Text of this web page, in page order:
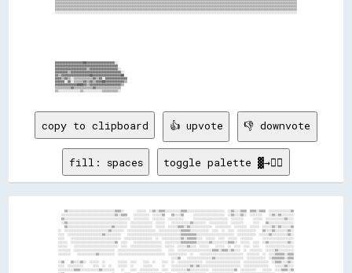
copy to clipboard 👍 upvote 👎 downvote
fill: spaces toggle palette ▓→✊🏽
    ▒▒░░░░░░░░░░░░░░░░░░░░░░░░░░░░░░▒▒▒▒░░        ░░░░░░  ░░▒▒░░▒▒▒▒░░░░░░░░░░▒▒▒▒░░░░░░░░░░░░░░░░░░░░░░░░  ░░▒▒░░░░▒▒▒▒  ▒▒▒▒░░▒▒▒▒  ░░░░░░░░░░░░░░▒▒
  ░░░░░░░░░░░░░░░░░░░░░░░░░░░░░░░░░░▒▒░░▒▒▒▒    ░░░░░░░░░░  ░░░░░░▒▒    ▒▒░░░░▒▒      ░░░░░░░░░░░░░░░░░░░░  ░░▒▒░░░░▒▒░░  ░░░░░░░░    ░░▒▒░░▒▒░░░░░░░░
  ▒▒░░░░░░░░░░░░░░░░░░░░░░░░░░░░░░░░░░░░░░░░░░  ░░░░░░░░░░  ░░░░░░░░  ░░░░░░░░░░      ░░░░░░░░░░░░░░░░░░░░░░  ░░░░░░░░      ░░░░░░  ░░░░░░░░░░░░▒▒░░░░
  ░░▒▒░░░░░░░░░░░░░░░░░░░░░░░░░░░░░░░░░░░░░░  ░░░░░░░░░░░░░░  ░░░░░░    ░░░░░░░░░░░░▒▒░░░░░░░░  ░░░░░░░░░░░░  ░░░░░░░░      ░░░░    ▒▒░░░░░░░░░░░░░░░░
    ▒▒░░░░░░░░░░░░░░░░░░░░░░░░░░░░▒▒░░░░░░░░  ░░░░░░░░░░░░░░  ░░░░░░  ░░░░░░▒▒▒▒░░▒▒░░░░░░░░░░░░░░  ░░░░░░░░░░  ░░░░░░░░  ░░░░░░  ░░░░░░▒▒░░▒▒░░░░░░▒▒
░░  ░░░░░░░░░░░░░░░░░░░░░░░░░░░░▒▒░░░░░░░░  ░░░░░░░░░░░░░░░░░░  ░░░░░░░░░░░░░░▒▒▒▒▒▒░░░░░░░░░░░░  ░░░░  ░░  ░░░░  ░░░░░░░░░░░░    ▒▒░░░░▒▒░░░░░░░░▒▒░░
░░░░  ░░░░░░░░░░░░░░░░░░░░░░▒▒░░░░░░░░░░    ░░░░░░░░░░░░░░░░░░░░░░░░░░░░░░░░░░▒▒▒▒▒▒▒▒▒▒░░░░░░░░░░░░░░░░░░░░░░░░  ░░░░░░░░░░░░  ░░░░░░▒▒░░░░░░░░░░▒▒░░
░░░░    ░░░░░░░░░░░░░░░░░░░░░░░░░░░░░░░░  ░░░░░░░░░░░░░░░░░░  ░░  ░░░░░░░░░░░░▒▒░░▒▒▒▒▒▒░░░░  ░░░░░░  ░░░░  ░░░░░░  ░░░░░░░░      ░░░░░░░░░░░░░░░░░░░░
░░░░░░  ░░░░░░░░░░░░░░░░░░░░░░░░░░░░▒▒  ░░░░    ░░░░░░░░░░░░░░░░░░  ░░░░░░░░░░▒▒▒▒▒▒▒▒▒▒░░░░░░░░▒▒░░░░░░░░░░▒▒▒▒░░  ░░░░░░  ░░░░  ░░▒▒░░░░░░░░░░░░▒▒░░
░░░░░░    ░░░░░░░░░░░░░░░░░░░░░░░░░░░░  ░░░░  ░░░░░░░░░░░░░░░░░░░░  ░░░░░░  ░░░░░░▒▒░░░░  ░░░░░░    ░░░░░░  ░░  ░░░░  ░░░░  ░░░░    ░░░░░░░░░░░░░░░░░░
░░░░░░░░  ░░░░░░░░░░░░░░░░░░░░░░░░░░  ░░░░░░░░░░░░░░░░░░░░░░░░░░░░    ░░░░  ░░░░░░░░░░░░░░░░░░░░░░▒▒▒▒░░▒▒▒▒░░▒▒░░░░  ░░  ░░░░░░░░  ░░░░░░▒▒░░░░░░░░░░
░░░░░░░░    ░░░░░░░░░░░░▒▒░░░░░░░░░░  ░░░░░░░░░░░░░░░░░░░░░░░░░░░░░░  ░░░░░░░░░░░░  ░░    ░░░░░░░░░░░░░░░░░░░░░░░░░░░░  ░░░░░░░░  ░░  ░░░░▒▒▒▒▒▒░░▒▒▒▒
                                                                        ░░░░▒▒    ░░░░░░░░░░░░░░░░▒▒░░░░░░░░░░░░░░░░░░  ░░░░░░░░░░░░  ░░▒▒▒▒▒▒▒▒░░▒▒▒▒
░░▒▒    ▒▒░░░░▒▒░░  ░░░░░░  ░░        ░░░░░░  ░░░░    ░░░░  ░░    ░░░░  ░░  ░░░░░░░░░░░░░░░░  ░░░░░░░░░░░░░░░░░░░░░░  ░░░░░░░░░░░░░░░░  ░░▒▒▒▒░░░░▒▒░░
░░░░  ░░░░░░░░░░      ░░░░  ░░  ░░    ░░░░░░  ░░      ░░░░░░      ░░    ░░░░░░░░░░░░▒▒░░▒▒░░░░░░░░░░░░░░░░░░░░░░░░░░  ░░░░░░░░░░░░░░░░    ░░░░░░▒▒░░░░
░░░░░░░░░░▒▒▒▒░░░░░░░░░░░░▒▒░░░░░░░░    ░░    ░░░░  ░░░░░░░░░░░░  ░░░░  ░░░░░░░░░░▒▒░░░░░░░░░░░░  ░░░░░░░░░░░░░░▒▒  ░░░░░░░░░░    ░░░░░░  ░░░░▒▒▒▒░░▒▒
░░▒▒                              ░░      ░░░░    ░░░░░░░░░░░░░░░░  ░░░░    ░░░░░░░░░░░░░░░░░░  ░░░░░░░░░░░░░░░░    ░░░░░░░░░░░░░░░░░░░░░░    ░░  ░░  
░░▒▒                                                                          ░░░░▒▒░░░░░░░░░░░░░░░░░░░░░░░░░░░░  ░░░░░░░░░░░░░░░░░░░░░░░░    ▒▒▒▒▒▒▒▒
░░▒▒  ░░  ░░░░░░░░░░░░    ░░  ▒▒████████▓▓████▒▒▓▓▓▓▓▓████▓▓██▓▓▓▓▒▒░░▒▒▒▒░░░░░░░░░░▒▒░░░░░░░░░░░░░░░░░░░░░░░░  ░░  ░░░░░░░░░░░░    ░░░░░░░░  ░░▒▒▒▒▒▒
  ▒▒  ░░        ░░        ░░  ░░▓▓▓▓▓▓▓▓▓▓▓▓▒▒▓▓▓▓▒▒██████▓▓██▓▓▓▓▒▒░░▒▒░░▒▒░░░░░░░░░░  ░░░░░░░░░░░░░░░░░░░░░░  ░░░░░░░░░░░░░░░░  ░░░░░░░░░░    ▒▒░░░░
  ░░  ░░      ░░░░░░░░  ░░░░  ░░▓▓▓▓▓▓▓▓▓▓▓▓▒▒▓▓▓▓▓▓██████▓▓▓▓▒▒▒▒▒▒░░░░░░░░░░░░  ░░░░░░  ░░░░░░░░▒▒░░▒▒▒▒▒▒  ░░░░  ░░░░░░░░░░░░░░░░░░░░░░░░░░  ░░▒▒▒▒
░░░░  ░░    ░░░░▒▒▒▒░░    ░░  ░░▓▓▓▓▓▓▓▓▓▓▓▓▒▒▓▓▓▓▓▓▓▓▓▓▓▓▓▓██▓▓▒▒▒▒░░░░░░▒▒░░░░░░░░  ░░░░  ░░░░                                                      
░░░░  ░░    ░░▒▒▒▒▒▒░░    ░░  ░░██▓▓██▓▓▓▓▓▓▓▓▓▓▓▓▓▓▒▒▓▓▒▒▒▒▒▒▒▒▒▒▒▒▒▒▓▓░░░░░░░░░░░░░░░░░░░░░░▒▒  ▒▒    ▒▒░░░░▒▒    ▒▒  ░░    ░░░░░░░░░░▒▒    ▒▒░░░░▒▒
░░▒▒      ░░░░░░          ░░  ░░▓▓▒▒▒▒▒▒▒▒▒▒▒▒▒▒▒▒▒▒░░▒▒▒▒▓▓▓▓▒▒▒▒▒▒▒▒▒▒▒▒▒▒▒▒░░░░  ░░░░░░░░░░░░▒▒░░░░░░▒▒░░░░▒▒░░░░  ░░░░░░    ▒▒▒▒░░░░▒▒░░░░▒▒░░░░▒▒
░░▒▒  ░░░░░░          ░░░░░░░░▒▒▒▒░░▒▒▒▒▒▒▒▒▒▒▒▒▒▒▒▒░░░░░░▒▒▓▓▒▒▒▒▒▒▒▒▒▒▒▒▒▒▒▒░░░░░░  ░░░░░░░░░░░░░░░░▒▒▒▒░░░░▒▒▒▒░░  ░░░░  ░░  ░░▒▒░░▒▒▒▒░░▒▒▒▒▒▒░░▒▒
░░▒▒  ░░  ▒▒▒▒░░  ░░░░░░░░░░░░▒▒░░▒▒▒▒▒▒▒▒▒▒▒▒▒▒▒▒▒▒░░░░▒▒▒▒▓▓▒▒▒▒▒▒▒▒▒▒▒▒▒▒░░░░░░    ░░░░░░░░░░░░░░░░░░▒▒    ▒▒░░  ░░░░░░  ░░    ▒▒  ░░▒▒░░░░▒▒░░  ▒▒
░░▒▒  ░░░░░░░░░░  ░░░░░░░░▒▒▒▒▒▒░░░░░░░░░░▒▒▒▒▒▒░░░░░░░░░░▒▒▓▓░░░░  ▒▒░░░░▒▒▒▒░░░░░░░░░░░░░░░░░░░░░░░░░░░░    ░░░░  ░░░░░░░░░░░░  ░░    ░░░░░░░░    ░░
▒▒▒▒  ░░░░░░          ░░░░░░░░▒▒▒▒▒▒▒▒░░▒▒░░░░░░░░░░░░░░░░░░▒▒░░▒▒▒▒░░▒▒▒▒▒▒▒▒░░░░░░░░░░░░░░░░░░░░  ░░░░      ░░  ░░░░░░░░░░░░      ░░  ░░░░░░░░      
░░▒▒  ░░    ░░      ░░░░▒▒░░░░░░░░░░░░░░░░░░░░░░░░  ░░░░░░░░░░░░░░░░░░░░▒▒▒▒░░▒▒░░▒▒▒▒░░░░▒▒  ░░░░░░░░░░░░        ░░░░░░░░░░░░  ░░  ░░  ░░░░░░░░    ░░
░░▒▒  ░░    ░░▒▒▒▒▒▒░░░░░░░░░░░░░░░░░░░░░░▒▒░░░░░░  ░░  ░░  ░░▒▒░░░░░░░░▒▒▒▒▒▒░░░░  ░░▒▒▒▒░░░░░░░░▒▒░░░░░░░░░░  ░░░░░░  ░░░░░░░░░░    ░░░░░░░░░░░░░░░░
▒▒▒▒  ░░    ░░░░▒▒▒▒░░░░░░░░░░░░░░░░░░░░░░░░░░░░░░░░░░      ░░░░░░░░▒▒░░░░              ░░  ░░  ░░░░░░    ░░  ░░  ░░░░░░░░  ░░░░  ░░    ░░░░░░░░░░░░  
▒▒▒▒  ░░      ▒▒▒▒▒▒░░░░░░░░░░░░░░░░░░░░░░░░░░░░░░░░      ░░  ░░░░░░░░░░        ░░░░  ░░░░    ░░░░▒▒░░  ▒▒░░░░░░░░░░░░░░░░        ░░░░  ░░░░░░░░░░  ░░
▒▒▒▒  ░░      ░░    ░░░░░░░░░░░░░░░░░░░░░░░░░░░░░░░░  ░░░░░░░░▓▓░░░░▒▒░░░░            ░░░░░░░░  ░░░░░░░░░░░░  ░░░░░░░░░░░░░░░░░░░░░░░░    ░░░░░░░░░░▒▒
░░░░  ░░░░░░░░░░░░░░░░░░░░░░░░░░░░░░▒▒▒▒░░░░▒▒░░░░░░░░░░░░░░░░▓▓░░░░░░░░░░            ░░░░▒▒░░  ░░░░░░░░░░░░▒▒░░░░░░░░░░░░  ░░░░░░░░░░░░  ░░      ▒▒░░
  ░░          ░░░░░░  ░░░░░░░░░░░░░░▒▒░░░░░░▒▒▒▒░░░░░░░░░░░░▒▒▒▒░░░░▒▒░░              ░░░░  ░░░░░░░░░░░░░░░░░░░░  ░░  ░░░░░░░░  ░░░░░░░░    ░░░░░░▒▒░░
  ░░      ░░░░░░░░░░░░░░            ▒▒░░░░░░░░░░░░░░░░░░░░▒▒▒▒▒▒▒▒▒▒░░░░░░░░░░          ░░    ░░▒▒▒▒░░░░░░░░░░              ░░                  ░░░░░░
  ░░░░░░░░░░▒▒▒▒▒▒▒▒░░░░░░░░░░░░░░▒▒▒▒▒▒▒▒▒▒▒▒▒▒  ░░▒▒░░▒▒░░▒▒▓▓░░░░▒▒  ▒▒▒▒░░░░        ░░░░░░▒▒▒▒░░░░░░▒▒▒▒░░▒▒        ░░  ░░              ░░        
░░░░▒▒▒▒▒▒░░▒▒▒▒▓▓▒▒▒▒░░▒▒░░▓▓▓▓▓▓░░░░▒▒▒▒▒▒░░░░░░░░░░░░░░░░░░▒▒▒▒░░▒▒▒▒▒▒▒▒▒▒▒▒░░░░░░░░░░▒▒▒▒░░▒▒▓▓▒▒▒▒▒▒▒▒▒▒▒▒▒▒▒▒▒▒░░  ▒▒▒▒░░░░▒▒  ░░▒▒░░░░▒▒░░    
░░▓▓░░░░▒▒▒▒▒▒▒▒▒▒▒▒▒▒░░░░▓▓▒▒▒▒▒▒░░░░░░    ░░░░  ▒▒░░░░░░░░░░▒▒▒▒▒▒▒▒▒▒▒▒░░░░░░░░▒▒▓▓▓▓▒▒▒▒▒▒░░▓▓▓▓▒▒▒▒▒▒▒▒▒▒▓▓▓▓▒▒░░░░  ░░░░░░░░░░    ░░░░░░▒▒      
▒▒░░░░░░▒▒▒▒▒▒▒▒▒▒▒▒░░░░░░░░░░░░░░          ▓▓░░▒▒    ░░░░░░░░▒▒▒▒▒▒▒▒▓▓▓▓▓▓▒▒░░░░░░  ░░░░░░░░░░░░░░░░▒▒▒▒▓▓▓▓▒▒▒▒▒▒        ░░░░░░      ░░░░░░        
▒▒░░░░░░░░▓▓▒▒▒▒▒▒▒▒▒▒      ░░    ░░▓▓▒▒░░░░          ▒▒░░░░▒▒░░▒▒▒▒▒▒░░▒▒░░░░░░▓▓▒▒░░░░            ░░  ░░░░    ▒▒▒▒░░  ░░░░░░░░░░░░    ░░░░░░░░      
░░░░░░░░░░▓▓▒▒▓▓▒▒▒▒▒▒░░▓▓▓▓▒▒▒▒░░░░░░░░░░░░          ▒▒░░░░░░▒▒▒▒▒▒░░▒▒░░░░░░░░░░▒▒▒▒░░░░        ░░░░  ░░░░░░      ▒▒░░  ░░░░░░░░░░  ░░░░░░░░░░  ░░░░
░░░░░░░░░░▓▓▒▒▒▒▓▓▒▒▒▒▒▒▒▒▒▒▒▒▒▒▒▒░░░░░░░░░░░░░░    ░░▒▒░░░░▓▓░░░░▒▒▒▒░░░░░░░░░░░░░░░░░░░░░░░░░░░░░░░░░░░░░░░░      ▒▒▒▒▒▒░░░░░░░░░░░░░░░░░░░░  ░░▒▒▒▒
▒▒░░░░░░░░▒▒▓▓▓▓▓▓▓▓▒▒▓▓▒▒▒▒▒▒░░▒▒░░▒▒▒▒▒▒░░░░░░░░░░░░░░▒▒░░▓▓▒▒▒▒░░░░░░░░░░░░░░░░░░░░░░░░░░░░░░░░░░░░░░░░░░░░░░░░░░▒▒░░▒▒  ░░░░░░░░░░░░░░░░    ▒▒▒▒▒▒
░░▒▒░░░░░░▒▒▒▒▓▓░░░░▒▒▓▓▓▓▓▓▓▓▒▒░░▒▒▒▒░░░░  ▒▒▒▒▒▒░░  ░░▒▒▒▒▒▒▓▓░░░░░░▒▒░░░░░░░░░░░░░░░░▓▓░░░░  ░░▒▒▒▒░░░░░░░░░░░░▒▒▒▒▒▒░░      ░░░░░░░░░░░░  ▒▒▒▒▒▒▒▒
░░░░░░░░▒▒▒▒▒▒▒▒░░▒▒▒▒▒▒▒▒░░▒▒░░░░░░░░░░  ░░▒▒░░░░░░░░░░░░░░░░░░  ░░▒▒░░▒▒░░░░░░░░░░░░░░░░░░░░░░▒▒▒▒▒▒░░▒▒▒▒▒▒▒▒▒▒▒▒▒▒▒▒▒▒░░  ░░░░░░░░░░    ░░▒▒░░░░░░
░░░░░░░░░░▒▒▓▓░░░░▒▒▒▒▒▒▒▒░░░░░░░░░░░░░░░░░░░░░░░░░░░░▒▒▒▒▒▒░░  ░░░░░░░░░░░░░░▒▒░░░░░░░░░░░░░░░░░░░░░░░░░░░░░░▒▒░░░░░░░░░░▒▒    ░░░░░░░░▒▒  ▒▒░░░░░░▒▒
░░░░░░░░▒▒▒▒▓▓▒▒░░░░▓▓▓▓▓▓▓▓▒▒░░░░░░░░░░░░░░░░░░░░  ░░░░▒▒░░░░░░░░░░░░░░  ░░░░░░░░░░░░░░░░  ░░░░░░░░░░░░  ░░░░░░░░░░    ░░░░    ░░▒▒░░░░▒▒░░░░░░▒▒▒▒░░
░░  ░░▓▓▒▒▒▒▒▒▒▒░░░░▒▒▒▒▒▒▒▒▓▓░░░░░░  ░░░░░░░░░░░░░░░░▒▒▒▒░░  ░░░░░░░░░░░░░░░░░░▒▒░░░░░░  ░░░░░░░░░░░░░░░░░░▒▒▒▒░░  ░░░░░░░░░░░░  ░░░░░░▒▒▒▒░░░░▒▒░░░░
    ▒▒▒▒▒▒▒▒▒▒▒▒░░░░░░▓▓▒▒▒▒██▒▒▒▒░░▓▓▓▓░░▒▒▒▒░░▒▒▒▒▓▓▒▒░░░░░░▓▓░░▒▒▓▓░░▒▒▒▒▓▓▒▒░░▒▒░░░░▒▒▓▓░░▒▒░░▒▒▓▓░░░░▒▒▒▒░░  ░░░░░░░░░░░░░░        ▒▒▒▒▒▒░░░░░░▒▒
░░▒▒▓▓▒▒▒▒▒▒▓▓▒▒░░░░▓▓▒▒██▒▒▒▒▓▓▓▓▓▓▓▓▒▒░░▒▒░░▒▒▒▒▒▒▒▒░░░░░░▒▒░░░░░░░░░░░░░░░░░░░░░░░░░░░░░░░░░░░░░░          ░░░░▒▒░░░░░░░░░░░░░░    ░░░░▒▒▒▒░░░░▒▒▒▒
▒▒▒▒▒▒▒▒▒▒▒▒▓▓░░▒▒░░▒▒▓▓▓▓▒▒▒▒▒▒▓▓▒▒▒▒░░░░░░░░  ░░░░░░░░░░▒▒▒▒▒▒░░░░░░░░░░░░░░░░░░░░░░░░░░▒▒▒▒▒▒▒▒░░░░░░░░░░░░▒▒░░░░░░  ▒▒░░░░░░      ▒▒░░░░▒▒░░▒▒░░░░
▓▓▒▒▓▓▒▒▒▒▒▒▒▒▒▒▓▓▒▒░░░░░░▒▒▒▒▒▒▒▒▓▓▒▒▒▒▒▒░░░░▒▒▒▒░░░░░░░░▒▒░░▒▒░░░░░░░░░░░░░░░░░░░░░░▒▒▒▒▒▒▒▒▓▓▓▓▒▒░░░░░░░░░░▒▒▒▒▒▒░░▒▒░░░░░░░░░░▒▒▒▒    ▒▒░░▒▒▒▒▒▒▒▒
▒▒▒▒▒▒▒▒▒▒░░░░░░▓▓▒▒▒▒▒▒░░░░░░░░░░░░▒▒▒▒░░▒▒░░░░  ░░░░░░▒▒░░▒▒  ░░▒▒░░░░░░░░░░░░░░▒▒▓▓▓▓▓▓▒▒▒▒▒▒▒▒▒▒▓▓▒▒░░░░░░░░▒▒▒▒░░▒▒▒▒▒▒▒▒▒▒▒▒░░░░    ░░░░░░▒▒░░░░
░░░░░░░░░░░░░░░░▒▒▒▒▒▒▒▒▒▒▒▒░░░░░░▒▒░░░░▒▒▒▒▒▒▒▒▒▒░░░░░░  ░░░░  ░░░░░░░░░░░░▒▒░░░░▒▒▒▒▒▒▒▒▒▒▒▒▒▒▓▓▒▒▒▒░░▒▒▒▒▓▓▒▒░░░░  ░░░░░░░░░░░░░░░░      ▒▒░░░░░░▒▒
░░░░░░░░░░░░░░░░░░▒▒▒▒░░▓▓▒▒▒▒▒▒▒▒░░▓▓▓▓▒▒▒▒▒▒░░▒▒▒▒▒▒  ░░░░▒▒▒▒░░░░░░░░░░░░░░░░  ░░▒▒▒▒▒▒░░░░░░▒▒▒▒░░░░░░░░    ░░  ░░░░  ░░░░░░░░░░  ░░    ░░░░░░▒▒▒▒
  ░░░░░░░░  ░░░░░░░░▓▓▒▒▒▒▒▒▒▒▓▓▒▒▓▓▒▒▒▒░░░░▒▒░░▒▒░░▒▒▒▒  ░░░░░░░░░░░░░░░░░░░░░░  ░░░░░░░░░░░░░░░░░░░░░░░░░░░░░░    ░░░░  ░░░░░░░░░░░░░░░░    ▒▒▒▒▒▒▒▒
  ░░░░░░    ░░  ░░  ▒▒▒▒▒▒▒▒▒▒▒▒▒▒░░▒▒░░░░░░▒▒░░░░▒▒▒▒▒▒░░      ░░░░░░░░  ░░░░    ░░░░░░░░  ░░░░░░░░░░░░░░░░░░░░  ░░░░░░░░░░░░░░░░░░░░░░░░    ░░▒▒▒▒▒▒
░░  ░░░░▒▒░░░░░░    ░░▒▒▒▒▒▒░░░░░░░░░░░░░░░░░░░░▒▒░░▒▒▒▒░░  ░░░░░░░░░░░░▒▒░░  ░░░░░░░░░░  ░░░░░░░░░░░░  ░░░░░░  ░░░░░░░░░░░░░░░░░░░░░░░░░░░░    ░░▒▒▒▒
▒▒    ░░▒▒░░  ▒▒  ░░░░▒▒░░▒▒░░░░░░░░░░░░░░░░░░░░░░▒▒▒▒░░░░░░  ░░░░▒▒░░░░▒▒░░  ▒▒▒▒  ▒▒░░░░▒▒▒▒░░░░▒▒░░░░▒▒░░░░  ░░░░  ░░░░░░░░░░░░░░░░░░░░░░      ▒▒░░
▒▒░░  ░░▒▒▒▒░░░░  ▒▒▒▒▒▒▒▒░░░░░░░░░░░░░░░░░░░░░░░░▒▒▒▒░░▒▒▒▒  ░░▒▒▒▒░░▒▒▒▒  ░░░░▒▒░░░░▒▒░░▒▒▒▒░░▒▒▒▒░░▒▒▒▒▒▒  ░░  ░░░░░░░░░░░░░░░░░░░░░░░░░░░░        
▒▒▒▒    ▒▒░░░░    ░░▒▒░░▒▒░░░░░░░░░░░░░░░░░░░░░░░░▒▒░░░░▒▒▒▒    ▒▒▒▒░░░░░░  ▒▒▒▒▒▒░░  ▒▒░░▒▒▒▒  ▒▒▒▒░░░░▒▒░░                                          
▒▒▒▒░░  ░░░░    ░░░░▒▒▒▒▒▒░░▒▒░░░░░░░░░░░░▒▒░░░░▒▒▒▒▒▒▒▒░░░░    ░░▒▒      ░░░░░░░░▒▒░░  ░░░░░░  ░░░░░░░░▒▒  ░░░░░░▒▒░░░░░░░░░░░░░░░░  ░░▒▒░░░░▒▒░░░░░░
▒▒▒▒▒▒░░  ░░  ░░░░▒▒░░░░▒▒░░▒▒░░░░░░░░░░░░  ░░░░░░░░▒▒▒▒░░  ░░░░  ░░    ░░▒▒▒▒░░░░░░▒▒  ░░░░      ░░░░░░    ░░░░░░▒▒░░░░░░░░░░░░░░░░    ░░░░░░░░      
▒▒▒▒▒▒▒▒    ░░░░▒▒▒▒▒▒░░▒▒▒▒▒▒░░░░░░░░▒▒░░░░░░▒▒▒▒░░░░░░░░  ░░░░░░      ▒▒░░░░▒▒▒▒░░░░▒▒  ░░      ░░░░░░  ░░░░▒▒░░░░░░░░░░░░▒▒░░░░░░░░  ░░░░░░░░      
░░▒▒▒▒▒▒    ░░░░▒▒▒▒▓▓▒▒▒▒░░▒▒░░      ░░  ▒▒░░░░░░    ░░  ░░░░░░░░    ░░░░░░░░▒▒░░▒▒░░▒▒░░░░░░  ░░░░░░    ░░▒▒▒▒▒▒░░░░░░░░░░░░░░░░░░░░░░  ░░░░░░    ░░
▒▒▒▒▒▒░░  ░░░░░░▒▒▒▒░░▒▒▒▒░░▒▒▒▒▒▒